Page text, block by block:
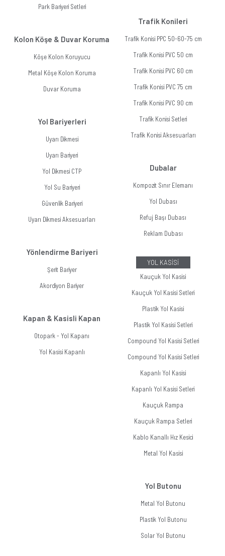
Park Bariyeri Setleri
Kolon Köşe & Duvar Koruma
Köşe Kolon Koruyucu
Metal Köşe Kolon Koruma
Duvar Koruma
Yol Bariyerleri
Uyarı Dikmesi
Uyarı Bariyeri
Yol Dikmesi CTP
Yol Su Bariyeri
Güvenlik Bariyeri
Uyarı Dikmesi Aksesuarları
Yönlendirme Bariyeri
Şerit Bariyer
Akordiyon Bariyer
Kapan & Kasisli Kapan
Otopark - Yol Kapanı
Yol Kasisi Kapanlı
Trafik Konileri
Trafik Konisi PPC 50-60-75 cm
Trafik Konisi PVC 50 cm
Trafik Konisi PVC 60 cm
Trafik Konisi PVC 75 cm
Trafik Konisi PVC 90 cm
Trafik Konisi Setleri
Trafik Konisi Aksesuarları
Dubalar
Kompozit Sınır Elemanı
Yol Dubası
Refuj Başı Dubası
Reklam Dubası
YOL KASİSİ
Kauçuk Yol Kasisi
Kauçuk Yol Kasisi Setleri
Plastik Yol Kasisi
Plastik Yol Kasisi Setleri
Compound Yol Kasisi Setleri
Compound Yol Kasisi Setleri
Kapanlı Yol Kasisi
Kapanlı Yol Kasisi Setleri
Kauçuk Rampa
Kauçuk Rampa Setleri
Kablo Kanallı Hız Kesici
Metal Yol Kasisi
Yol Butonu
Metal Yol Butonu
Plastik Yol Butonu
Solar Yol Butonu